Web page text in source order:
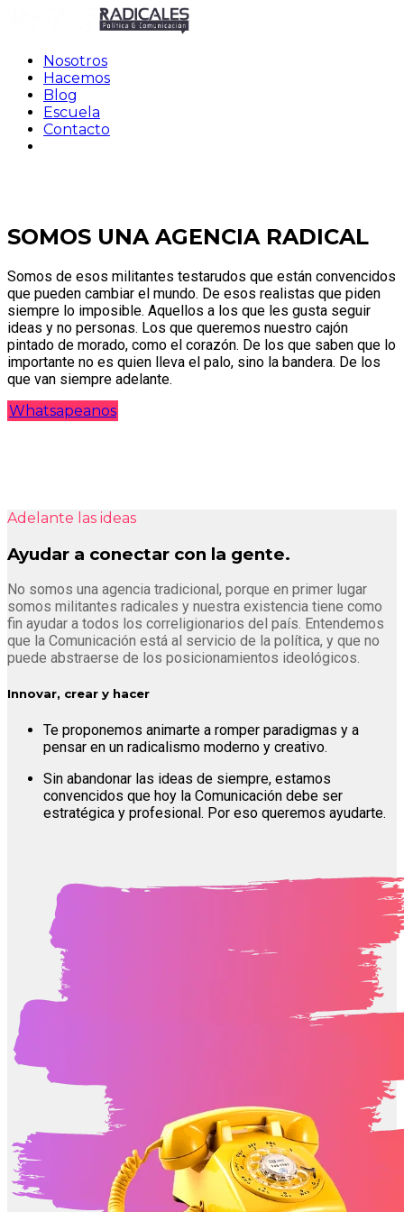
Nosotros
Hacemos
Blog
Escuela
Contacto
SOMOS UNA AGENCIA RADICAL
Somos de esos militantes testarudos que están convencidos
que pueden cambiar el mundo. De esos realistas que piden
siempre lo imposible. Aquellos a los que les gusta seguir
ideas y no personas. Los que queremos nuestro cajón
pintado de morado, como el corazón. De los que saben que lo
importante no es quien lleva el palo, sino la bandera. De los
que van siempre adelante.
Whatsapeanos
Adelante las ideas
Ayudar a conectar con la gente.
No somos una agencia tradicional, porque en primer lugar
somos militantes radicales y nuestra existencia tiene como
fin ayudar a todos los correligionarios del país. Entendemos
que la Comunicación está al servicio de la política, y que no
puede abstraerse de los posicionamientos ideológicos.
Innovar, crear y hacer
Te proponemos animarte a romper paradigmas y a
pensar en un radicalismo moderno y creativo.
Sin abandonar las ideas de siempre, estamos
convencidos que hoy la Comunicación debe ser
estratégica y profesional. Por eso queremos ayudarte.